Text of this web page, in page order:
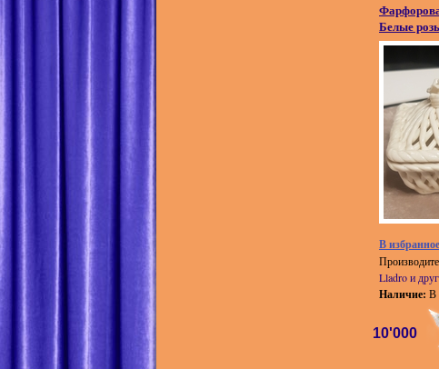
Белые
В избранное
Lladro и
Наличие: В
10'000